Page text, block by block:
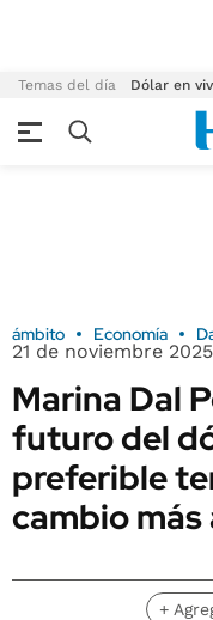
Temas del día Dólar en
ámbito Economía
21 de noviembre
Marina Dal
futuro del
preferible
cambio
+